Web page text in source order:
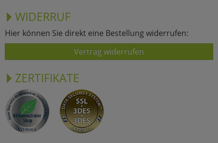
WIDERRUF
Hier können Sie direkt eine Bestellung widerrufen:
Vertrag widerrufen
ZERTIFIKATE